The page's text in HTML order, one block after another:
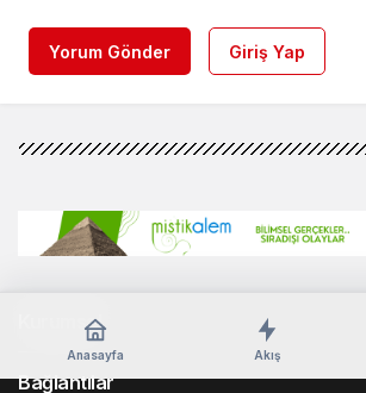
Yorum Gönder Giriş Yap
Anasayfa Akış
Kurumsal
Bağlantılar